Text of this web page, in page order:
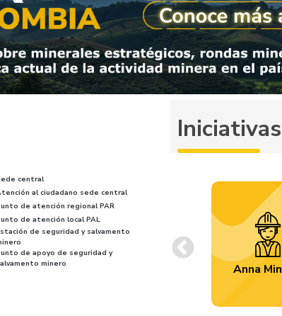
central
al ciudadano sede central
de atención regional PAR
de atención local PAL
de seguridad y salvamento
de apoyo de seguridad y
minero
Anna
Previous